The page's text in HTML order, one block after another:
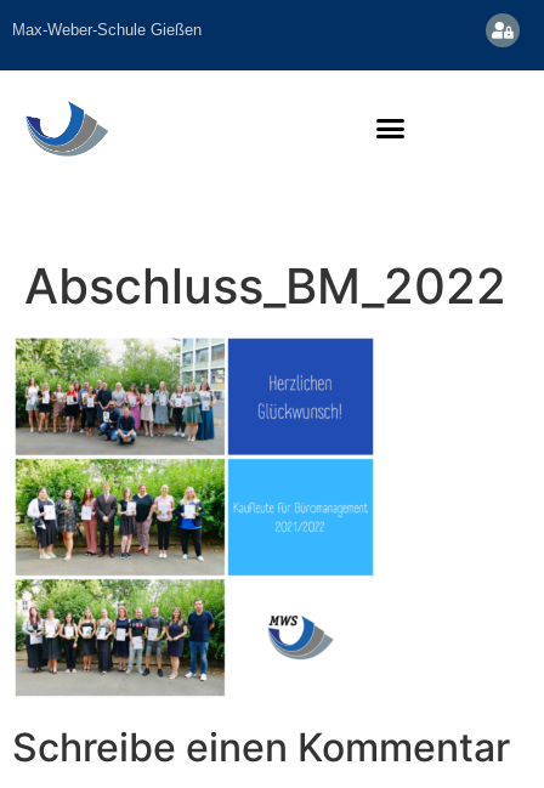
springen
Max-Weber-Schule Gießen
Abschluss_BM_2022
Schreibe einen Kommentar